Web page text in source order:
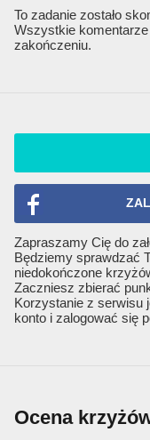
To zadanie zostało
Wszystkie
zakończeniu.
Zapraszamy Cię do
Będziemy sprawdzać
niedokończone
Zaczniesz zbierać
Korzystanie z serwisu
konto i zalogować się
Ocena